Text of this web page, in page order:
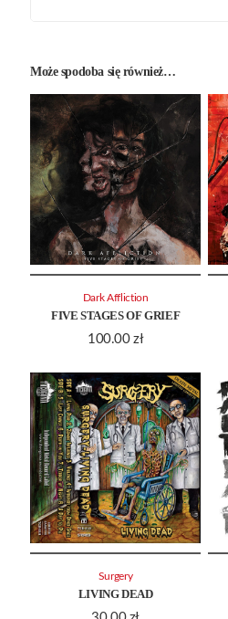
Może spodoba się również…
FIVE STAGES OF GRIEF
100.00 zł
Dark Affliction
LIVING DEAD
Surgery